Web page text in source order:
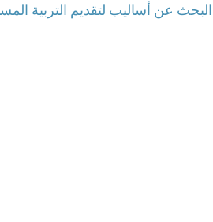
عن أساليب لتقديم التربية